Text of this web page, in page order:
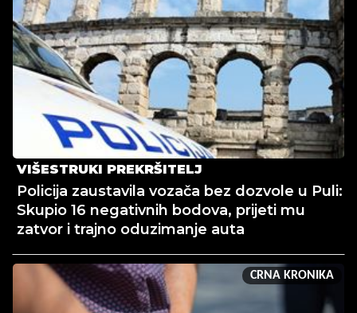
VIŠESTRUKI PREKRŠITELJ
Policija zaustavila vozača bez dozvole u Puli:
Skupio 16 negativnih bodova, prijeti mu
zatvor i trajno oduzimanje auta
CRNA KRONIKA